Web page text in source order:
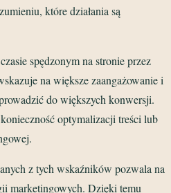
które działania są
spędzonym na stronie przez
na większe zaangażowanie i
do większych konwersji.
optymalizacji treści lub
z tych wskaźników pozwala na
marketingowych. Dzięki temu